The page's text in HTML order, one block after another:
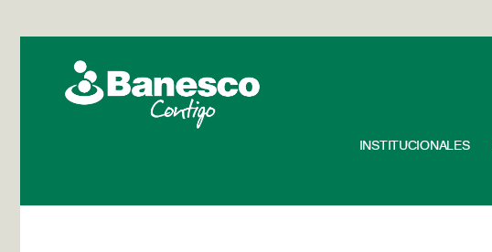
INSTITUCIONALES